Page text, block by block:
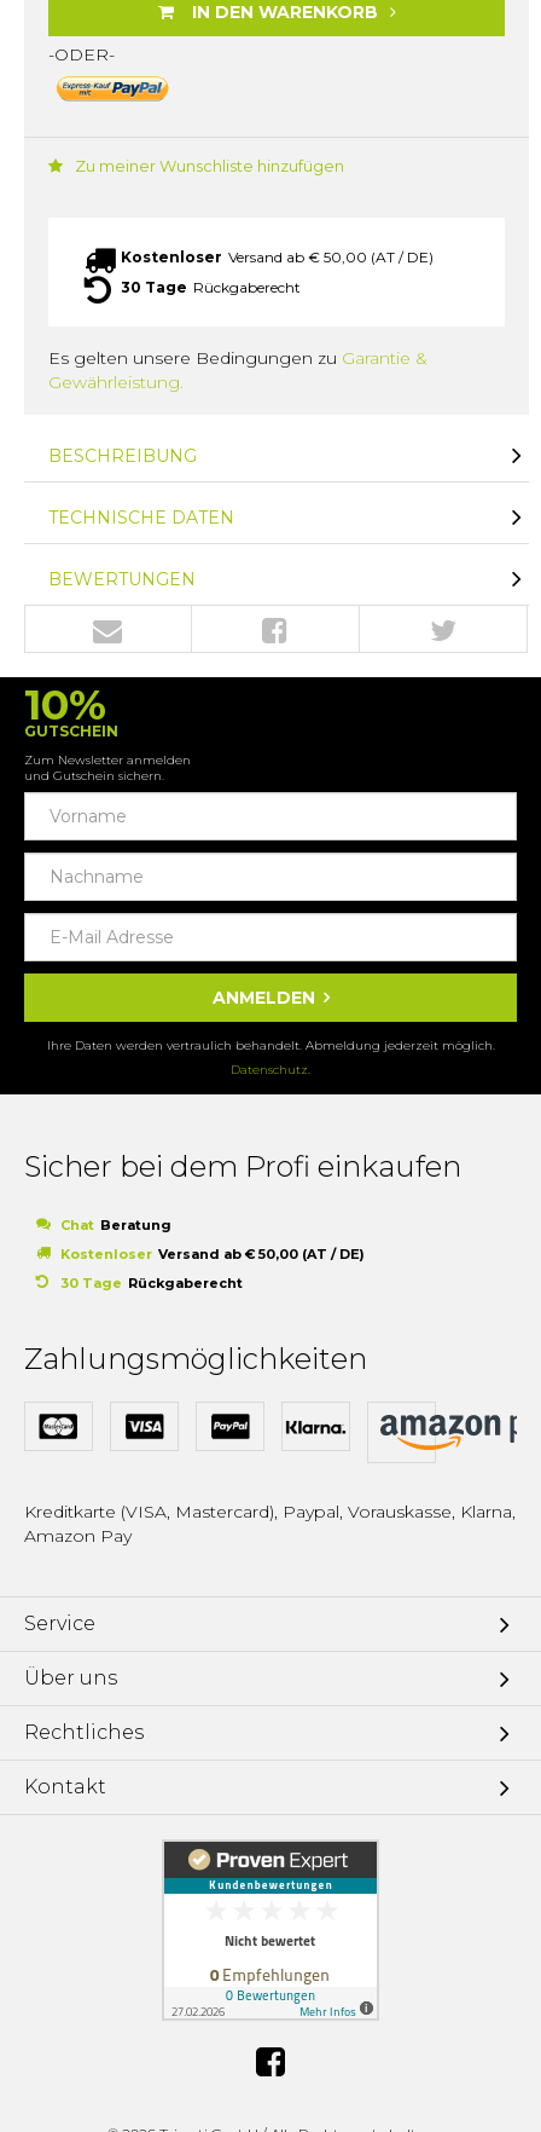
IN DEN WARENKORB
-ODER-
Zu meiner Wunschliste hinzufügen
Kostenloser Versand ab € 50,00 (AT / DE)
30 Tage Rückgaberecht
Es gelten unsere Bedingungen zu Garantie &
Gewährleistung.
BESCHREIBUNG
TECHNISCHE DATEN
BEWERTUNGEN
10%
GUTSCHEIN
Zum Newsletter anmelden
und Gutschein sichern.
ANMELDEN
Ihre Daten werden vertraulich behandelt. Abmeldung jederzeit möglich.
Datenschutz
Sicher bei dem Profi einkaufen
Chat Beratung
Kostenloser Versand ab € 50,00 (AT / DE)
30 Tage Rückgaberecht
Zahlungsmöglichkeiten
Kreditkarte (VISA, Mastercard), Paypal, Vorauskasse, Klarna,
Amazon Pay
Service
Über uns
Rechtliches
Kontakt